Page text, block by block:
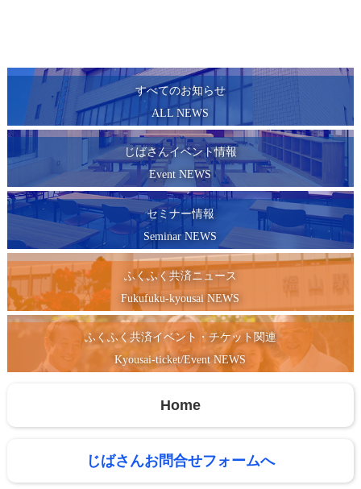
すべてのお知らせ
ALL NEWS
じばさんイベント情報
Event NEWS
セミナー情報
Seminar NEWS
ふくふく共済ニュース
Fukufuku-kyousai NEWS
ふくふく共済イベント・チケット関連
Kyousai-ticket/Event NEWS
Home
じばさんお問合せフォームへ